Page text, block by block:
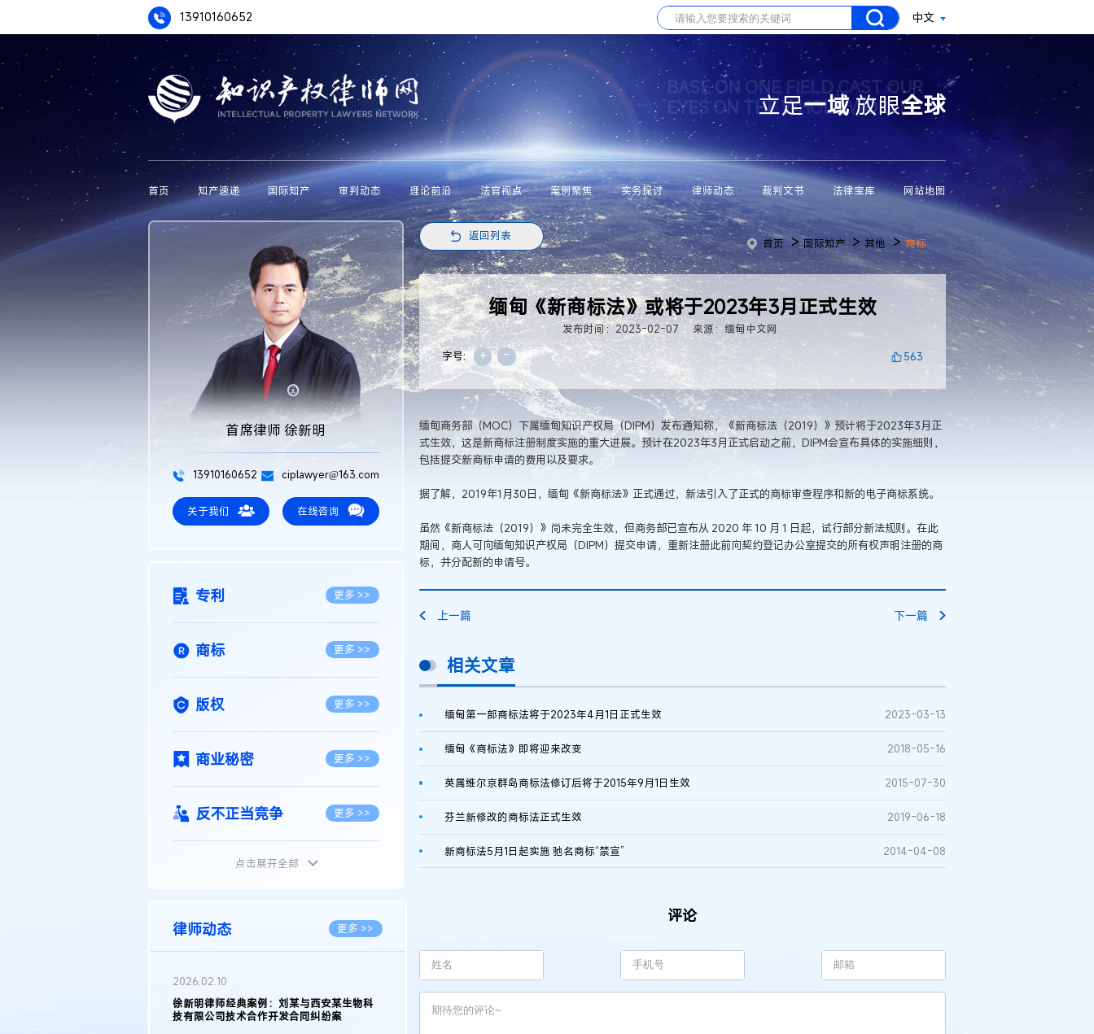
13910160652 中文
BASE ON ONE FIELD CAST OUR
EYES ON THE WHOLE WORLD
立足一域放眼全球
首页 知产速递 国际知产 审判动态 理论前沿 法官视点 案例聚焦 实务探讨 律师动态 裁判文书 法律宝库 网站地图
首席律师 徐新明
13910160652 ciplawyer@163.com
关于我们 在线咨询
专利 更多 >>
商标 更多 >>
版权 更多 >>
商业秘密 更多 >>
反不正当竞争 更多 >>
植物新品种
地理标志 更多 >>
集成电路布图设计
点击展开全部
律师动态 更多 >>
2026.02.10
徐新明律师经典案例：刘某与西安某生物科
技有限公司技术合作开发合同纠纷案
返回列表
首页 >国际知产 >其他 >商标
缅甸《新商标法》或将于2023年3月正式生效
发布时间：2023-02-07
来源：缅甸中文网
字号:
+ - 563
缅甸商务部（MOC）下属缅甸知识产权局（DIPM）发布通知称，《新商标法（2019）》预计将于2023年3月正
式生效，这是新商标注册制度实施的重大进展。预计在2023年3月正式启动之前，DIPM会宣布具体的实施细则，
包括提交新商标申请的费用以及要求。
据了解，2019年1月30日，缅甸《新商标法》正式通过，新法引入了正式的商标审查程序和新的电子商标系统。
虽然《新商标法（2019）》尚未完全生效，但商务部已宣布从 2020 年 10 月 1 日起，试行部分新法规则。在此
期间，商人可向缅甸知识产权局（DIPM）提交申请，重新注册此前向契约登记办公室提交的所有权声明注册的商
标，并分配新的申请号。
上一篇 下一篇
相关文章
缅甸第一部商标法将于2023年4月1日正式生效 2023-03-13
缅甸《商标法》即将迎来改变 2018-05-16
英属维尔京群岛商标法修订后将于2015年9月1日生效 2015-07-30
芬兰新修改的商标法正式生效 2019-06-18
新商标法5月1日起实施 驰名商标“禁宣” 2014-04-08
评论